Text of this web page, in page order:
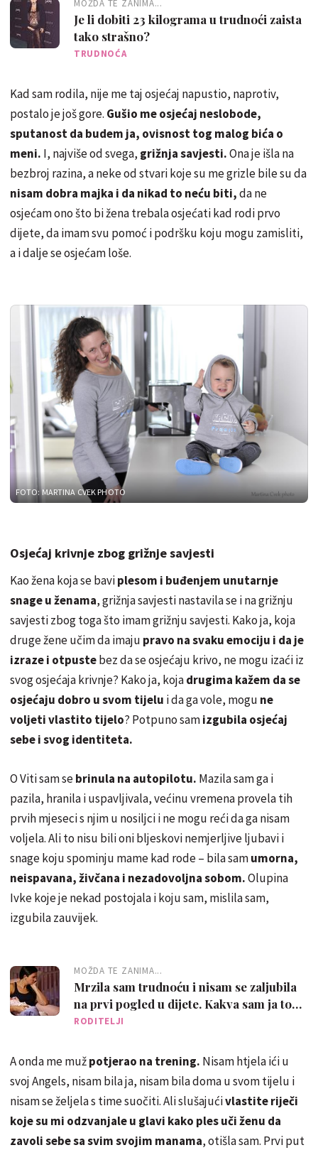
MOŽDA TE ZANIMA...
Je li dobiti 23 kilograma u trudnoći zaista
tako strašno?
TRUDNOĆA
Kad sam rodila, nije me taj osjećaj napustio, naprotiv,
postalo je još gore. Gušio me osjećaj neslobode,
sputanost da budem ja, ovisnost tog malog bića o
meni. I, najviše od svega, grižnja savjesti.Ona je išla na
bezbroj razina, a neke od stvari koje su me grizle bile su da
nisam dobra majka i da nikad to neću biti,da ne
osjećam ono što bi žena trebala osjećati kad rodi prvo
dijete, da imam svu pomoć i podršku koju mogu zamisliti,
a i dalje se osjećam loše.
FOTO: MARTINA CVEK PHOTO
Osjećaj krivnje zbog grižnje savjesti
Kao žena koja se baviplesom i buđenjem unutarnje
snage u ženama, grižnja savjesti nastavila se i na grižnju
savjesti zbog toga što imam grižnju savjesti. Kako ja, koja
druge žene učim da imaju pravo na svaku emociju i da je
izraze i otpustebez da se osjećaju krivo, ne mogu izaći iz
svog osjećaja krivnje? Kako ja, kojadrugima kažem da se
osjećaju dobro u svom tijelu i da ga vole, mogu ne
voljeti vlastito tijelo? Potpuno samizgubila osjećaj
sebe i svog identiteta.
O Viti sam sebrinula na autopilotu. Mazila sam ga i
pazila, hranila i uspavljivala, većinu vremena provela tih
prvih mjeseci s njim u nosiljci i ne mogu reći da ga nisam
voljela. Ali to nisu bili oni bljeskovi nemjerljive ljubavi i
snage koju spominju mame kad rode – bila samumorna,
neispavana, živčana i nezadovoljna sobom.Olupina
Ivke koje je nekad postojala i koju sam, mislila sam,
izgubila zauvijek.
MOŽDA TE ZANIMA...
Mrzila sam trudnoću i nisam se zaljubila
na prvi pogled u dijete. Kakva sam ja to
majka?
RODITELJI
A onda me mužpotjerao na trening. Nisam htjela ići u
svoj Angels, nisam bila ja, nisam bila doma u svom tijelu i
nisam se željela s time suočiti. Ali slušajućivlastite riječi
koje su mi odzvanjale u glavi kako ples uči ženu da
zavoli sebe sa svim svojim manama, otišla sam. Prvi put